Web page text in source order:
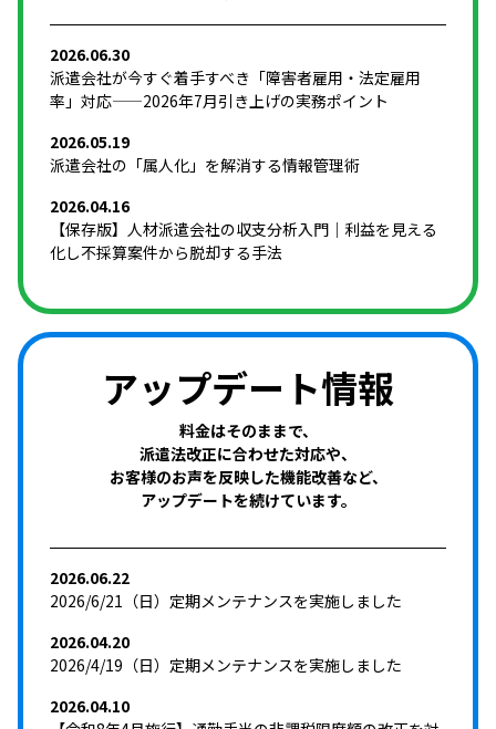
2026.06.30
派遣会社が今すぐ着手すべき「障害者雇用・法定雇用
率」対応——2026年7月引き上げの実務ポイント
2026.05.19
派遣会社の「属人化」を解消する情報管理術
2026.04.16
【保存版】人材派遣会社の収支分析入門｜利益を見える
化し不採算案件から脱却する手法
アップデート情報
料金はそのままで、
派遣法改正に合わせた対応や、
お客様のお声を反映した機能改善など、
アップデートを続けています。
2026.06.22
2026/6/21（日）定期メンテナンスを実施しました
2026.04.20
2026/4/19（日）定期メンテナンスを実施しました
2026.04.10